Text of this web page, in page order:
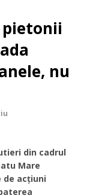
nu
din cadrul
Mare
de acțiuni